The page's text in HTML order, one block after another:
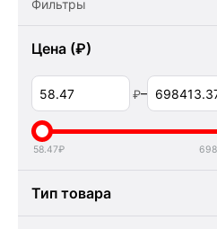
Фильтры
Цена (₽)
₽–
58.47₽
Тип товара